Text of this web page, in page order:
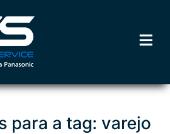
para a tag: varejo